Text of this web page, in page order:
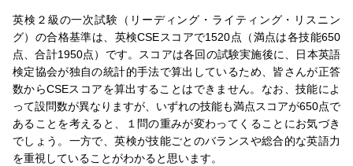
英検２級の一次試験（リーディング・ライティング・リスニン
グ）の合格基準は、英検CSEスコアで1520点（満点は各技能650
点、合計1950点）です。スコアは各回の試験実施後に、日本英語
検定協会が独自の統計的手法で算出しているため、皆さんが正答
数からCSEスコアを算出することはできません。なお、技能によ
って設問数が異なりますが、いずれの技能も満点スコアが650点で
あることを考えると、１問の重みが変わってくることにお気づき
でしょう。一方で、英検が技能ごとのバランスや総合的な英語力
を重視していることがわかると思います。